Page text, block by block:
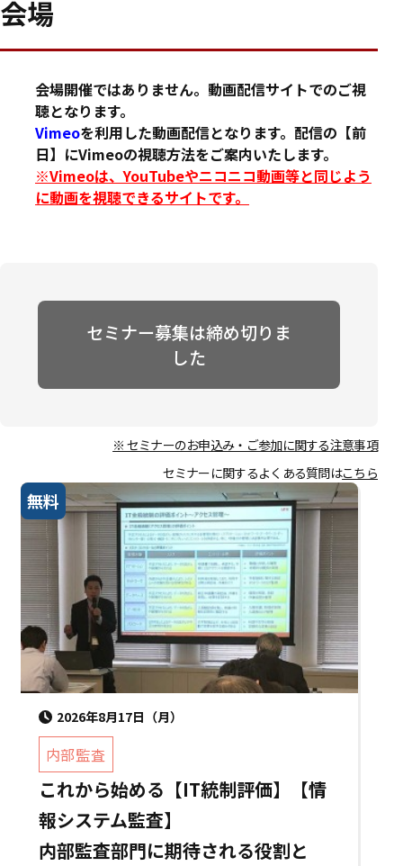
会場
会場開催ではありません。動画配信サイトでのご視
聴となります。
Vimeoを利用した動画配信となります。配信の【前
日】にVimeoの視聴方法をご案内いたします。
※Vimeoは、YouTubeやニコニコ動画等と同じよう
に動画を視聴できるサイトです。
セミナー募集は締め切りま
した
※ セミナーのお申込み・ご参加に関する注意事項
セミナーに関するよくある質問はこちら
無料
2026年8月17日（月）
内部監査
これから始める【IT統制評価】【情
報システム監査】
内部監査部門に期待される役割と